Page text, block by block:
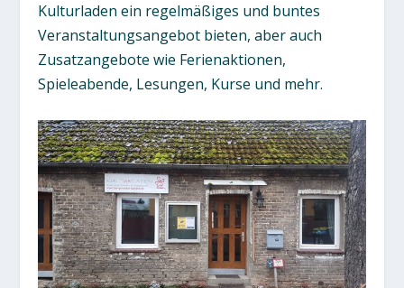
Kulturladen ein regelmäßiges und buntes
Veranstaltungsangebot bieten, aber auch
Zusatzangebote wie Ferienaktionen,
Spieleabende, Lesungen, Kurse und mehr.